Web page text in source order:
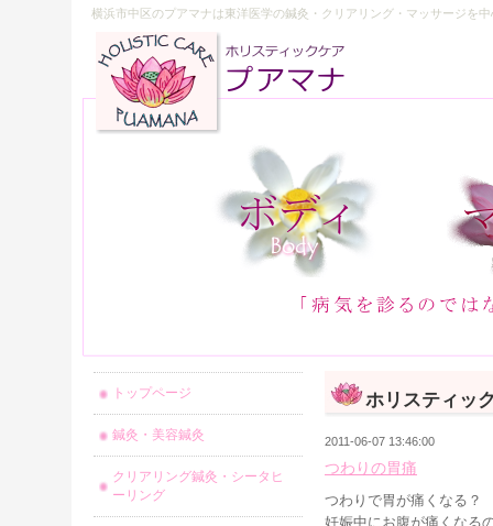
横浜市中区のプアマナは東洋医学の鍼灸・クリアリング・マッサージを
ホリスティッ
2011-06-07 13:46:00
つわりの胃痛
つわりで胃が痛くなる？
妊娠中にお腹が痛くなる
トップページ
鍼灸・美容鍼灸
クリアリング鍼灸・シータヒ
ーリング